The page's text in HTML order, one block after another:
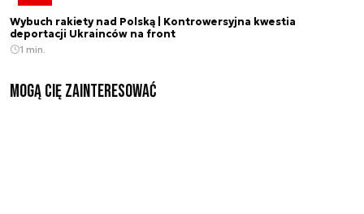
Wybuch rakiety nad Polską | Kontrowersyjna kwestia
deportacji Ukrainców na front
1 min.
Mogą Cię zainteresować